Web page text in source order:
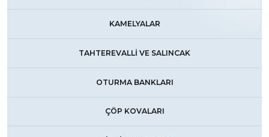
KAMELYALAR
TAHTEREVALLI VE SALINCAK
OTURMA BANKLARI
ÇÖP KOVALARI